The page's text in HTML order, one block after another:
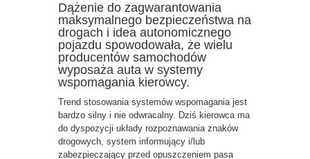
Dążenie do zagwarantowania
maksymalnego bezpieczeństwa na
drogach i idea autonomicznego
pojazdu spowodowała, że wielu
producentów samochodów
wyposaża auta w systemy
wspomagania kierowcy.
Trend stosowania systemów wspomagania jest
bardzo silny i nie odwracalny. Dziś kierowca ma
do dyspozycji układy rozpoznawania znaków
drogowych, system informujący i/lub
zabezpieczający przed opuszczeniem pasa